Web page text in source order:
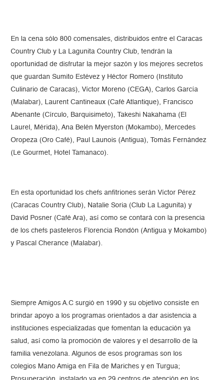
En la cena sólo 800 comensales, distribuidos entre el Caracas
Country Club y La Lagunita Country Club, tendrán la
oportunidad de disfrutar la mejor sazón y los mejores secretos
que guardan Sumito Estévez y Héctor Romero (Instituto
Culinario de Caracas), Víctor Moreno (CEGA), Carlos García
(Malabar), Laurent Cantineaux (Café Atlantique), Francisco
Abenante (Círculo, Barquisimeto), Takeshi Nakahama (El
Laurel, Mérida), Ana Belén Myerston (Mokambo), Mercedes
Oropeza (Oro Café), Paul Launois (Antigua), Tomás Fernández
(Le Gourmet, Hotel Tamanaco).
En esta oportunidad los chefs anfitriones serán Víctor Pérez
(Caracas Country Club), Natalie Soria (Club La Lagunita) y
David Posner (Café Ara), así como se contará con la presencia
de los chefs pasteleros Florencia Rondón (Antigua y Mokambo)
y Pascal Cherance (Malabar).
Siempre Amigos A.C surgió en 1990 y su objetivo consiste en
brindar apoyo a los programas orientados a dar asistencia a
instituciones especializadas que fomentan la educación ya
salud, así como la promoción de valores y el desarrollo de la
familia venezolana. Algunos de esos programas son los
colegios Mano Amiga en Fila de Mariches y en Turgua;